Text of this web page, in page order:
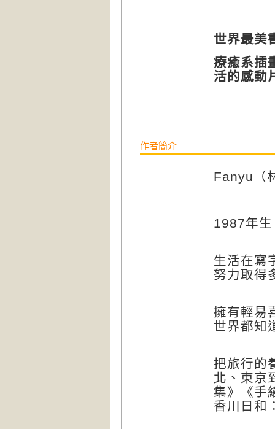
世界最美
療癒系插
活的感動
作者簡介
Fanyu （
1987年
生活在寫
努力取得
擁有輕易
世界都知
把旅行的
北、東京
集》《手
香川日和